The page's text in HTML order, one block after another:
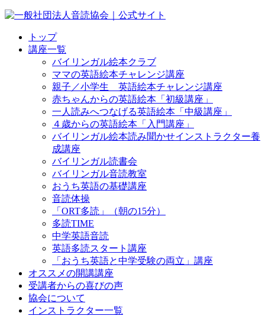
トップ
講座一覧
バイリンガル絵本クラブ
ママの英語絵本チャレンジ講座
親子／小学生 英語絵本チャレンジ講座
赤ちゃんからの英語絵本「初級講座」
一人読みへつなげる英語絵本「中級講座」
４歳からの英語絵本「入門講座」
バイリンガル絵本読み聞かせインストラクター養
成講座
バイリンガル読書会
バイリンガル音読教室
おうち英語の基礎講座
音読体操
「ORT多読」（朝の15分）
多読TIME
中学英語音読
英語多読スタート講座
「おうち英語と中学受験の両立」講座
オススメの開講講座
受講者からの喜びの声
協会について
インストラクター一覧